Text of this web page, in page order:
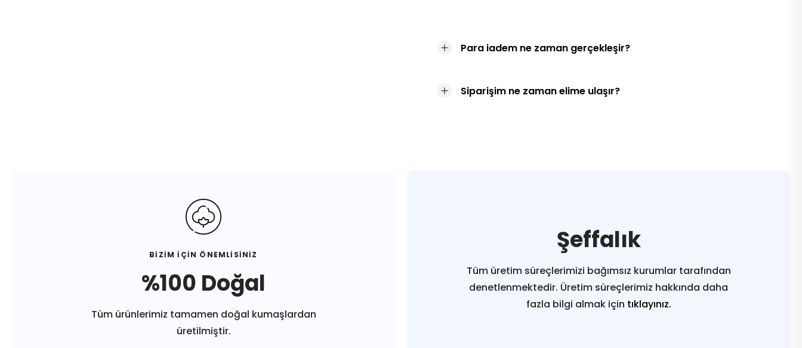
Para iadem ne zaman gerçekleşir?
Siparişim ne zaman elime ulaşır?
BİZİM İÇİN ÖNEMLİSİNİZ
%100 Doğal
Tüm ürünlerimiz tamamen doğal kumaşlardan
üretilmiştir.
Şeffalık
Tüm üretim süreçlerimizi bağımsız kurumlar tarafından
denetlenmektedir. Üretim süreçlerimiz hakkında daha
fazla bilgi almak için tıklayınız.